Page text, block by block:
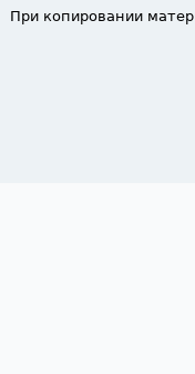
При копировании